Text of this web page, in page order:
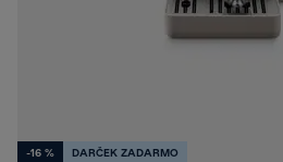
-16 % DARČEK ZADARMO